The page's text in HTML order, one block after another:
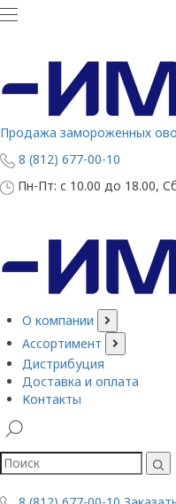
Продажа замороженных
8 (812) 677-00-10
Пн-Пт: с 10.00 до 18.00,
О компании
Ассортимент
Дистрибуция
Доставка и оплата
Контакты